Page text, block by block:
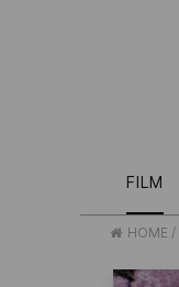
FILM
HOME /